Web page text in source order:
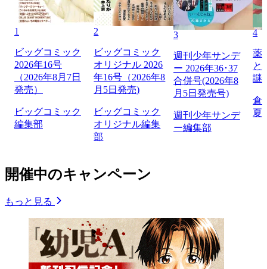
1
ビッグコミック
2026年16号
（2026年8月7日
発売）
ビッグコミック
編集部
2
ビッグコミック
オリジナル 2026
年16号（2026年8
月5日発売)
ビッグコミック
オリジナル編集
部
3
週刊少年サンデ
ー 2026年36･37
合併号(2026年8
月5日発売号)
週刊少年サンデ
ー編集部
4
薬
と
謎
倉
夏
開催中のキャンペーン
もっと見る